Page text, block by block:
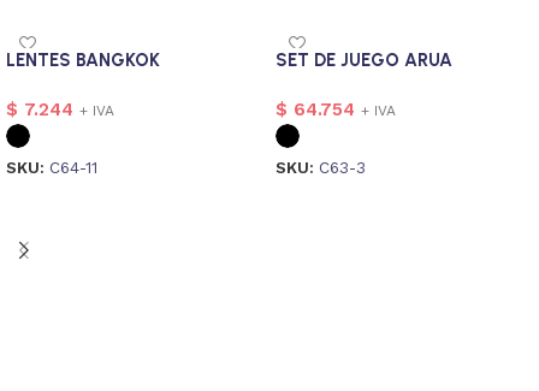
LENTES BANGKOK
$ 7.244 + IVA
SKU: C64-11
SET DE JUEGO ARUA
$ 64.754 + IVA
SKU: C63-3